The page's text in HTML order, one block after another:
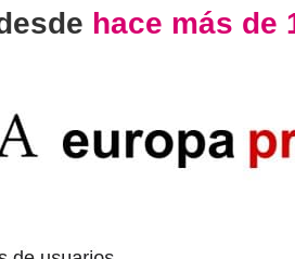
hace más de